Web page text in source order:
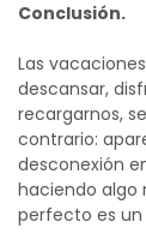
Conclusión.
Las
descansar,
recargarnos,
contrario:
desconexión
haciendo algo
perfecto es